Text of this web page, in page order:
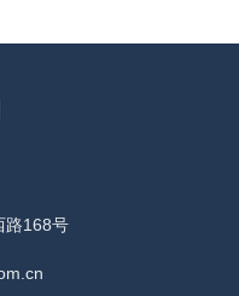
路168号